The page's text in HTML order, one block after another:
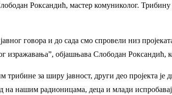
Роксандић, мастер комуниколог.
говора и до сада смо спровели низ
објашњава Слободан Роксандић,
за ширу јавност, други део пројекта
нашим радионицама, деца и млади